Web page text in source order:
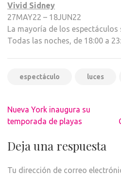
Vivid Sidney
27MAY22 – 18JUN22
La mayoría de los
Todas las noches, de 18:00 a
espectáculo luces
Navegación
de
Nueva York inaugura su
temporada de playas
Deja una respuesta
Tu dirección de correo